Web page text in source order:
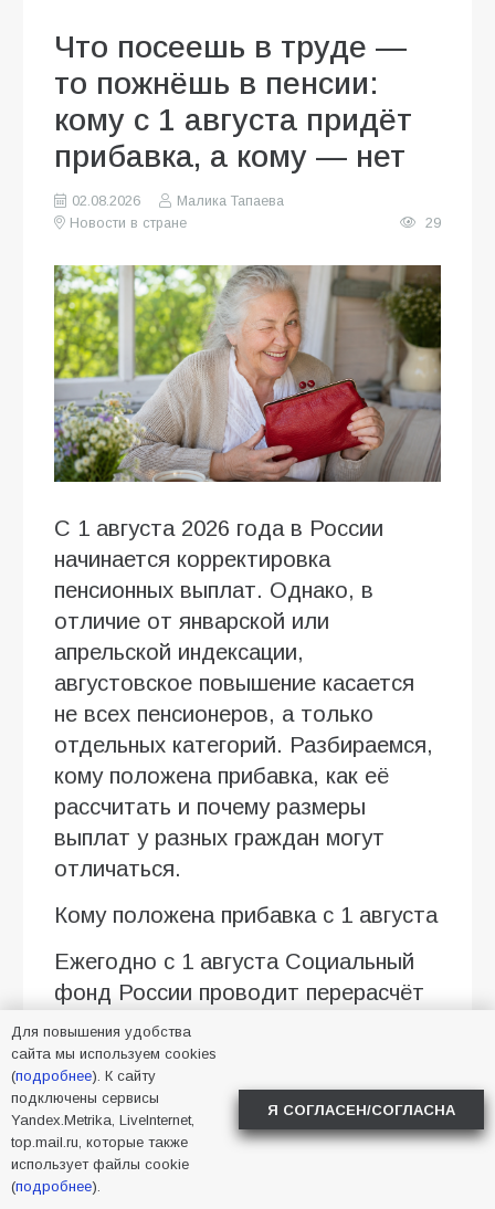
Что посеешь в труде —
то пожнёшь в пенсии:
кому с 1 августа придёт
прибавка, а кому — нет
02.08.2026
Малика Тапаева
Новости в стране
29
С 1 августа 2026 года в России
начинается корректировка
пенсионных выплат. Однако, в
отличие от январской или
апрельской индексации,
августовское повышение касается
не всех пенсионеров, а только
отдельных категорий. Разбираемся,
кому положена прибавка, как её
рассчитать и почему размеры
выплат у разных граждан могут
отличаться.
Кому положена прибавка с 1 августа
Ежегодно с 1 августа Социальный
фонд России проводит перерасчёт
страховых пенсий работающих
пенсионеров. Корректировка
затрагивает всех получателей
пенсий по старости и инвалидности,
за которых в 2025 году
работодатели уплачивали
Для повышения удобства
сайта мы используем cookies
(подробнее). К сайту
подключены сервисы
Yandex.Metrika, LiveInternet,
top.mail.ru, которые также
использует файлы cookie
(подробнее).
Я СОГЛАСЕН/СОГЛАСНА